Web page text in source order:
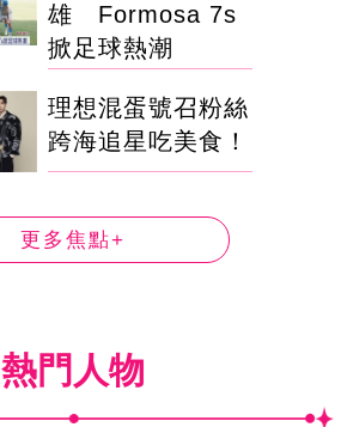
雄 Formosa 7s
掀足球熱潮
理想混蛋號召粉絲
跨海追星吃美食！
更多焦點+
熱門人物